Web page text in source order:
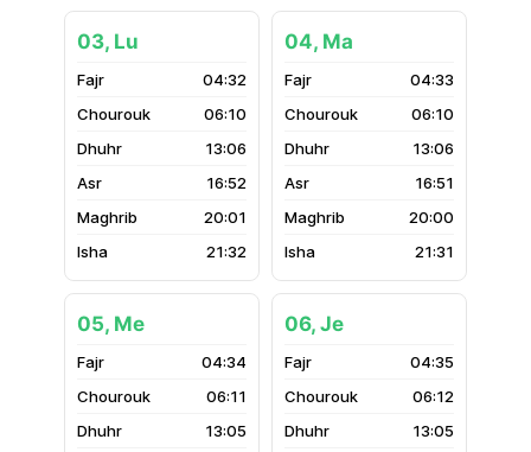
03, Lu
04:32
06:10
13:06
16:52
20:01
21:32
04, Ma
04:33
06:10
13:06
16:51
20:00
21:31
05, Me
04:34
06:11
13:05
06, Je
04:35
06:12
13:05